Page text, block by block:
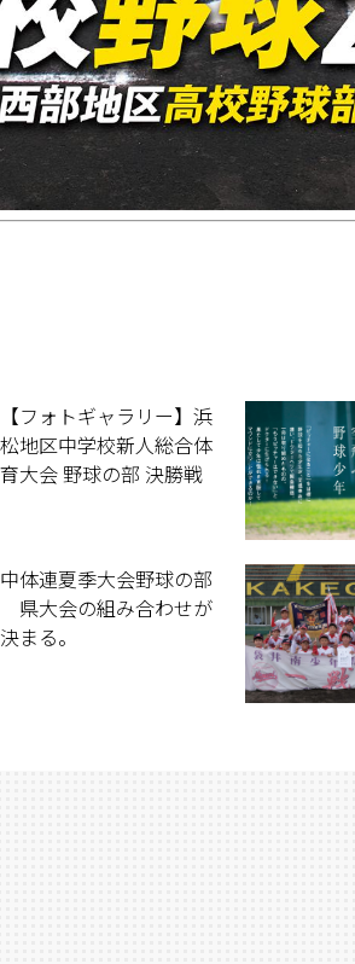
【フォトギャラリー】浜
松地区中学校新人総合体
育大会 野球の部 決勝戦
中体連夏季大会野球の部
県大会の組み合わせが
決まる。